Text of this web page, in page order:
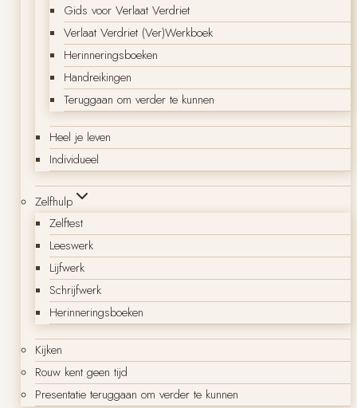
Gids voor Verlaat Verdriet
Verlaat Verdriet (Ver)Werkboek
Herinneringsboeken
Handreikingen
Teruggaan om verder te kunnen
Heel je leven
Individueel
Zelfhulp
Zelftest
Leeswerk
Lijfwerk
Schrijfwerk
Herinneringsboeken
Kijken
Rouw kent geen tijd
Presentatie teruggaan om verder te kunnen